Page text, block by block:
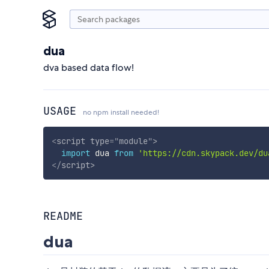
dua
dva based data flow!
USAGE no npm install needed!
<script type="module">
import dua from
'https://cdn.skypack.dev/
</script>
README
dua